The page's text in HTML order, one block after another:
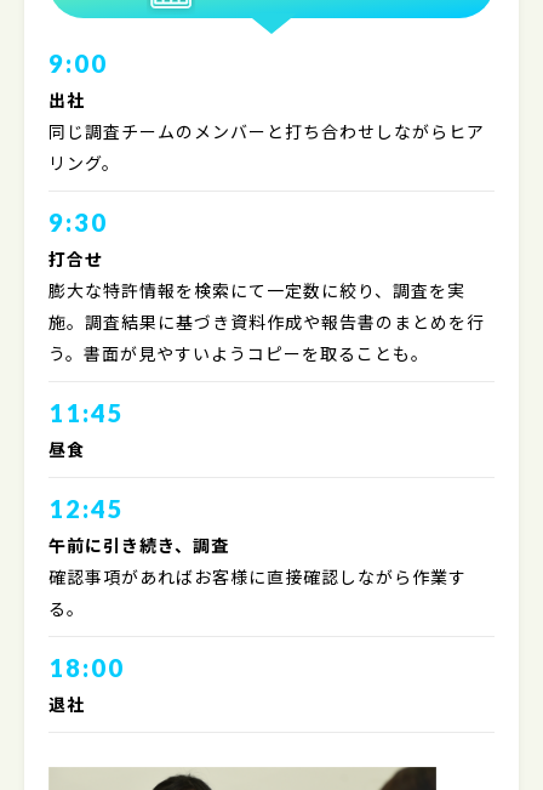
9:00
出社
同じ調査チームのメンバーと打ち合わせしながらヒア
リング。
9:30
打合せ
膨大な特許情報を検索にて一定数に絞り、調査を実
施。調査結果に基づき資料作成や報告書のまとめを行
う。書面が見やすいようコピーを取ることも。
11:45
昼食
12:45
午前に引き続き、調査
確認事項があればお客様に直接確認しながら作業す
る。
18:00
退社